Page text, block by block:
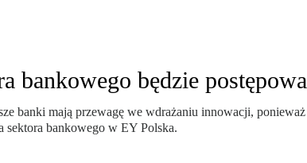
bankowego będzie
banki mają przewagę we wdrażaniu innowacji,
sektora bankowego w EY Polska.